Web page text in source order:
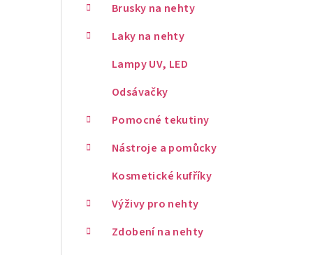
Brusky na nehty
Laky na nehty
Lampy UV, LED
Odsávačky
Pomocné tekutiny
Nástroje a pomůcky
Kosmetické kufříky
Výživy pro nehty
Zdobení na nehty